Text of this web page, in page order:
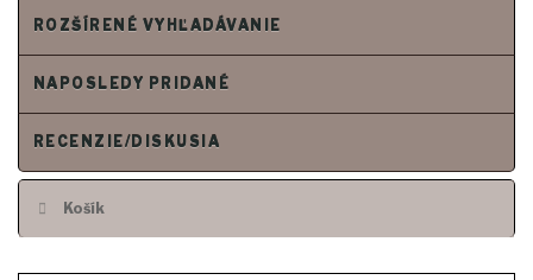
ROZŠÍRENÉ VYHĽADÁVANIE
NAPOSLEDY PRIDANÉ
RECENZIE/DISKUSIA
Košík